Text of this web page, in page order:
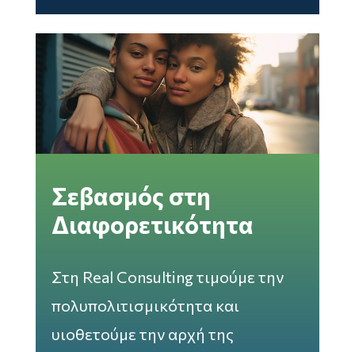
Σεβασμός στη
Διαφορετικότητα
Στη Real Consulting τιμούμε την
πολυπολιτισμικότητα και
υιοθετούμε την αρχή της